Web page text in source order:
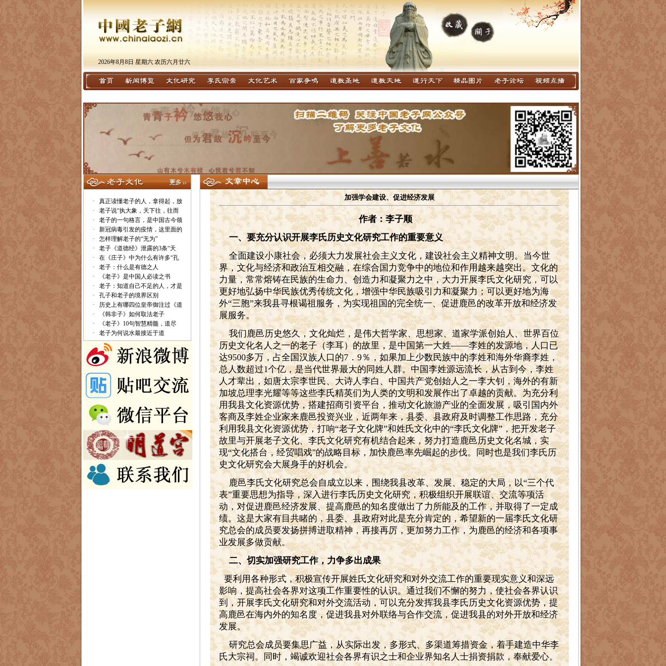
2026年8月8日 星期六 农历六月廿六
·
真正读懂老子的人，拿得起，放
·
老子说“执大象，天下往，往而
·
老子的一句格言，是中国古今领
·
新冠病毒引发的疫情，这里面的
·
怎样理解老子的“无为”
·
老子《道德经》泄露的3条“天
·
在《庄子》中为什么有许多“孔
·
老子：什么是有德之人
·
《老子》是中国人必读之书
·
老子：知道自己不足的人，才是
·
孔子和老子的境界区别
·
历史上有哪四位皇帝御注过《道
·
《韩非子》如何取法老子
·
《老子》10句智慧精髓，道尽
·
老子为何说水最接近于道
加强学会建设、促进经济发展
作者：李子顺
一、要充分认识开展李氏历史文化研究工作的重要意义
全面建设小康社会，必须大力发展社会主义文化，建设社会主义精神文明。当今世
界，文化与经济和政治互相交融，在综合国力竞争中的地位和作用越来越突出。文化的
力量，常常熔铸在民族的生命力、创造力和凝聚力之中，大力开展李氏文化研究，可以
更好地弘扬中华民族优秀传统文化，增强中华民族吸引力和凝聚力；可以更好地为海
外“三胞”来我县寻根谒祖服务，为实现祖国的完全统一、促进鹿邑的改革开放和经济发
展服务。
我们鹿邑历史悠久，文化灿烂，是伟大哲学家、思想家、道家学派创始人、世界百位
历史文化名人之一的老子（李耳）的故里，是中国第一大姓——李姓的发源地，人口已
达9500多万，占全国汉族人口的7．9％，如果加上少数民族中的李姓和海外华裔李姓，
总人数超过1个亿，是当代世界最大的同姓人群。中国李姓源远流长，从古到今，李姓
人才辈出，如唐太宗李世民、大诗人李白、中国共产党创始人之一李大钊，海外的有新
加坡总理李光耀等等这些李氏精英们为人类的文明和发展作出了卓越的贡献。为充分利
用我县文化资源优势，搭建招商引资平台，推动文化旅游产业的全面发展，吸引国内外
客商及李姓企业家来鹿邑投资兴业，近两年来，县委、县政府及时调整工作思路，充分
利用我县文化资源优势，打响“老子文化牌”和姓氏文化中的“李氏文化牌”，把开发老子
故里与开展老子文化、李氏文化研究有机结合起来，努力打造鹿邑历史文化名城，实
现“文化搭台，经贸唱戏"的战略目标，加快鹿邑率先崛起的步伐。同时也是我们李氏历
史文化研究会大展身手的好机会。
鹿邑李氏文化研究总会自成立以来，围绕我县改革、发展、稳定的大局，以“三个代
表”重要思想为指导，深入进行李氏历史文化研究，积极组织开展联谊、交流等项活
动，对促进鹿邑经济发展、提高鹿邑的知名度做出了力所能及的工作，并取得了一定成
绩。这是大家有目共睹的，县委、县政府对此是充分肯定的，希望新的一届李氏文化研
究总会的成员要发扬拼搏进取精神，再接再厉，更加努力工作，为鹿邑的经济和各项事
业发展多做贡献。
二、切实加强研究工作，力争多出成果
要利用各种形式，积极宣传开展姓氏文化研究和对外交流工作的重要现实意义和深远
影响，提高社会各界对这项工作重要性的认识。通过我们不懈的努力，使社会各界认识
到，开展李氏文化研究和对外交流活动，可以充分发挥我县李氏历史文化资源优势，提
高鹿邑在海内外的知名度，促进我县对外联络与合作交流，促进我县的对外开放和经济
发展。
研究总会成员要集思广益，从实际出发，多形式、多渠道筹措资金，着手建造中华李
氏大宗祠。同时，竭诚欢迎社会各界有识之士和企业界知名人士捐资捐款，奉献爱心。